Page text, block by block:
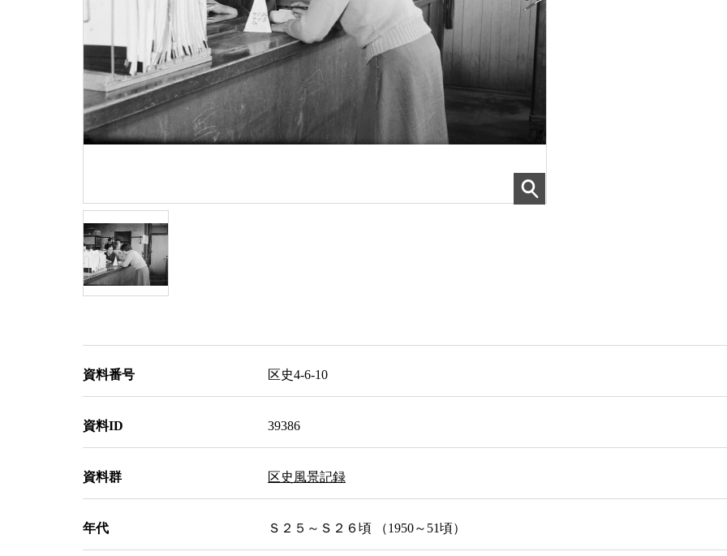
資料番号 区史4-6-10
資料ID 39386
資料群 区史風景記録
年代 Ｓ２５～Ｓ２６頃 （1950～51頃）